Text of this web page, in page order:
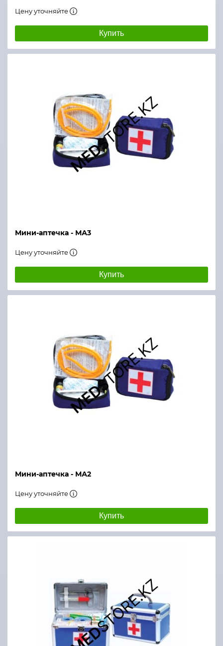
Цену уточняйте
Купить
Мини-аптечка - МА3
Цену уточняйте
Купить
Мини-аптечка - МА2
Цену уточняйте
Купить